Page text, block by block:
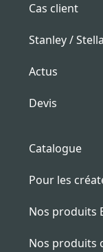
Cas client
Stanley / Stella
Actus
Devis
Catalogue
Pour les
Nos produits
Nos produits